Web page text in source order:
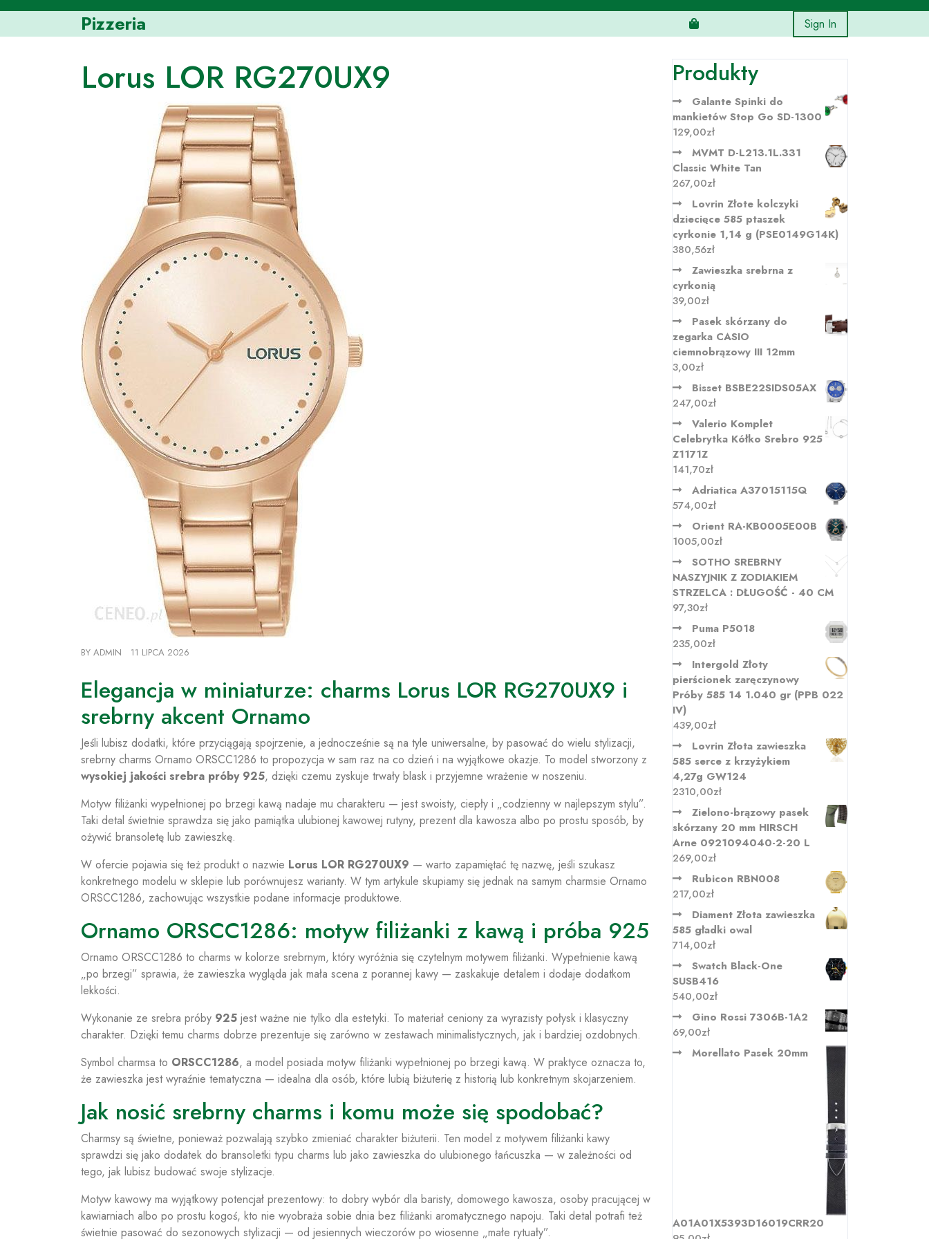
Skip
content
Pizzeria Sign In
Lorus LOR RG270UX9
BY ADMIN 11 LIPCA 2026
Elegancja w miniaturze: charms Lorus LOR RG270UX9 i
srebrny akcent Ornamo
Jeśli lubisz dodatki, które przyciągają spojrzenie, a jednocześnie są na tyle uniwersalne, by pasować do wielu stylizacji,
srebrny charms Ornamo ORSCC1286 to propozycja w sam raz na co dzień i na wyjątkowe okazje. To model stworzony z
wysokiej jakości srebra próby 925, dzięki czemu zyskuje trwały blask i przyjemne wrażenie w noszeniu.
Motyw filiżanki wypełnionej po brzegi kawą nadaje mu charakteru — jest swoisty, ciepły i „codzienny w najlepszym stylu”.
Taki detal świetnie sprawdza się jako pamiątka ulubionej kawowej rutyny, prezent dla kawosza albo po prostu sposób, by
ożywić bransoletę lub zawieszkę.
W ofercie pojawia się też produkt o nazwie Lorus LOR RG270UX9 — warto zapamiętać tę nazwę, jeśli szukasz
konkretnego modelu w sklepie lub porównujesz warianty. W tym artykule skupiamy się jednak na samym charmsie Ornamo
ORSCC1286, zachowując wszystkie podane informacje produktowe.
Ornamo ORSCC1286: motyw filiżanki z kawą i próba 925
Ornamo ORSCC1286 to charms w kolorze srebrnym, który wyróżnia się czytelnym motywem filiżanki. Wypełnienie kawą
„po brzegi” sprawia, że zawieszka wygląda jak mała scena z porannej kawy — zaskakuje detalem i dodaje dodatkom
lekkości.
Wykonanie ze srebra próby 925 jest ważne nie tylko dla estetyki. To materiał ceniony za wyrazisty połysk i klasyczny
charakter. Dzięki temu charms dobrze prezentuje się zarówno w zestawach minimalistycznych, jak i bardziej ozdobnych.
Symbol charmsa to ORSCC1286, a model posiada motyw filiżanki wypełnionej po brzegi kawą. W praktyce oznacza to,
że zawieszka jest wyraźnie tematyczna — idealna dla osób, które lubią biżuterię z historią lub konkretnym skojarzeniem.
Jak nosić srebrny charms i komu może się spodobać?
Charmsy są świetne, ponieważ pozwalają szybko zmieniać charakter biżuterii. Ten model z motywem filiżanki kawy
sprawdzi się jako dodatek do bransoletki typu charms lub jako zawieszka do ulubionego łańcuszka — w zależności od
tego, jak lubisz budować swoje stylizacje.
Motyw kawowy ma wyjątkowy potencjał prezentowy: to dobry wybór dla baristy, domowego kawosza, osoby pracującej w
kawiarniach albo po prostu kogoś, kto nie wyobraża sobie dnia bez filiżanki aromatycznego napoju. Taki detal potrafi też
świetnie pasować do sezonowych stylizacji — od jesiennych wieczorów po wiosenne „małe rytuały”.
Produkty
Galante Spinki do
mankietów Stop Go SD-1300
129,00zł
MVMT D-L213.1L.331
Classic White Tan
267,00zł
Lovrin Złote kolczyki
dziecięce 585 ptaszek
cyrkonie 1,14 g (PSE0149G14K)
380,56zł
Zawieszka srebrna z
cyrkonią
39,00zł
Pasek skórzany do
zegarka CASIO
ciemnobrązowy III 12mm
3,00zł
Bisset BSBE22SIDS05AX
247,00zł
Valerio Komplet
Celebrytka Kółko Srebro 925
Z1171Z
141,70zł
Adriatica A37015115Q
574,00zł
Orient RA-KB0005E00B
1005,00zł
SOTHO SREBRNY
NASZYJNIK Z ZODIAKIEM
STRZELCA : DŁUGOŚĆ - 40 CM
97,30zł
Puma P5018
235,00zł
Intergold Złoty
pierścionek zaręczynowy
Próby 585 14 1.040 gr (PPB 022
IV)
439,00zł
Lovrin Złota zawieszka
585 serce z krzyżykiem
4,27g GW124
2310,00zł
Zielono-brązowy pasek
skórzany 20 mm HIRSCH
Arne 0921094040-2-20 L
269,00zł
Rubicon RBN008
217,00zł
Diament Złota zawieszka
585 gładki owal
714,00zł
Swatch Black-One
SUSB416
540,00zł
Gino Rossi 7306B-1A2
69,00zł
Morellato Pasek 20mm
A01A01X5393D16019CRR20